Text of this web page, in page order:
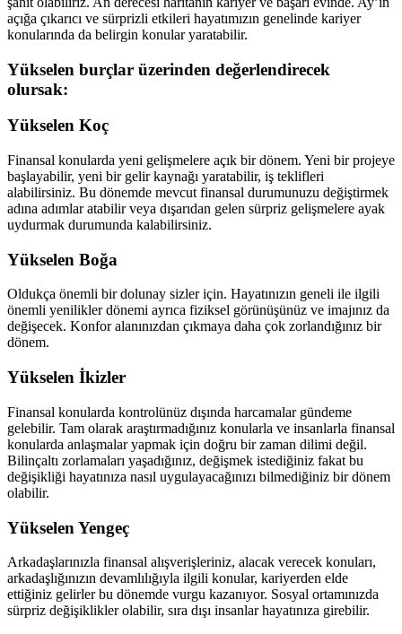
açığa çıkarıcı ve sürprizli etkileri hayatımızın genelinde kariyer
konularında da belirgin konular yaratabilir.
Yükselen burçlar üzerinden değerlendirecek
olursak:
Yükselen Koç
Finansal konularda yeni gelişmelere açık bir dönem. Yeni bir projeye
başlayabilir, yeni bir gelir kaynağı yaratabilir, iş teklifleri
alabilirsiniz. Bu dönemde mevcut finansal durumunuzu değiştirmek
adına adımlar atabilir veya dışarıdan gelen sürpriz gelişmelere ayak
uydurmak durumunda kalabilirsiniz.
Yükselen Boğa
Oldukça önemli bir dolunay sizler için. Hayatınızın geneli ile ilgili
önemli yenilikler dönemi ayrıca fiziksel görünüşünüz ve imajınız da
değişecek. Konfor alanınızdan çıkmaya daha çok zorlandığınız bir
dönem.
Yükselen İkizler
Finansal konularda kontrolünüz dışında harcamalar gündeme
gelebilir. Tam olarak araştırmadığınız konularla ve insanlarla finansal
konularda anlaşmalar yapmak için doğru bir zaman dilimi değil.
Bilinçaltı zorlamaları yaşadığınız, değişmek istediğiniz fakat bu
değişikliği hayatınıza nasıl uygulayacağınızı bilmediğiniz bir dönem
olabilir.
Yükselen Yengeç
Arkadaşlarınızla finansal alışverişleriniz, alacak verecek konuları,
arkadaşlığınızın devamlılığıyla ilgili konular, kariyerden elde
ettiğiniz gelirler bu dönemde vurgu kazanıyor. Sosyal ortamınızda
sürpriz değişiklikler olabilir, sıra dışı insanlar hayatınıza girebilir.